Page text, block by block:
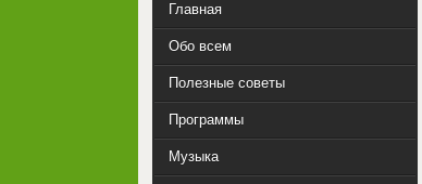
Главная
Обо всем
Полезные советы
Программы
Музыка